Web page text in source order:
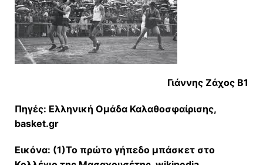
Γιάννης Ζάχος Β1
Πηγές: Ελληνική Ομάδα Καλαθοσφαίρισης,
basket.gr
Εικόνα: (1)Το πρώτο γήπεδο μπάσκετ στο